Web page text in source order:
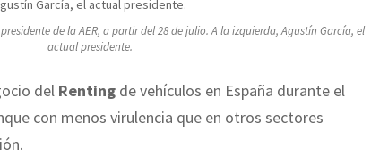
de la AER, a partir del 28 de julio. A la izquierda, Agustín García, el
actual presidente.
del Renting de vehículos en España durante el
con menos virulencia que en otros sectores